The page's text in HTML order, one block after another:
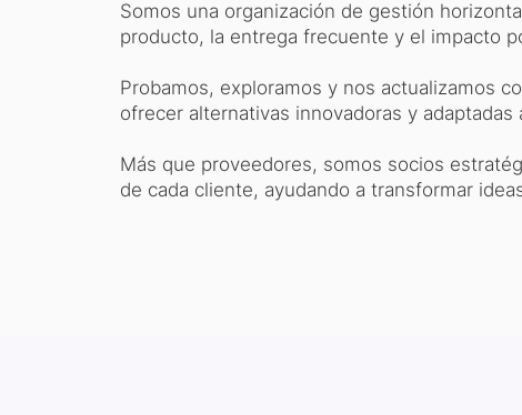
Somos una organización de gestión
producto, la entrega frecuente y el impacto
Probamos, exploramos y nos actualizamos
ofrecer alternativas innovadoras y adaptadas
Más que proveedores, somos socios
de cada cliente, ayudando a transformar